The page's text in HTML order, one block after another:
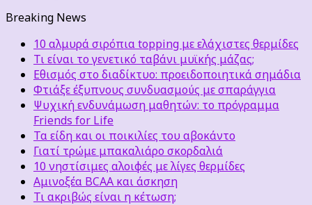
Breaking News
10 αλμυρά σιρόπια topping με ελάχιστες θερμίδες
Τι είναι το γενετικό ταβάνι μυϊκής μάζας;
Εθισμός στο διαδίκτυο: προειδοποιητικά σημάδια
Φτιάξε έξυπνους συνδυασμούς με σπαράγγια
Ψυχική ενδυνάμωση μαθητών: το πρόγραμμα
Friends for Life
Τα είδη και οι ποικιλίες του αβοκάντο
Γιατί τρώμε μπακαλιάρο σκορδαλιά
10 νηστίσιμες αλοιφές με λίγες θερμίδες
Αμινοξέα BCAA και άσκηση
Τι ακριβώς είναι η κέτωση;